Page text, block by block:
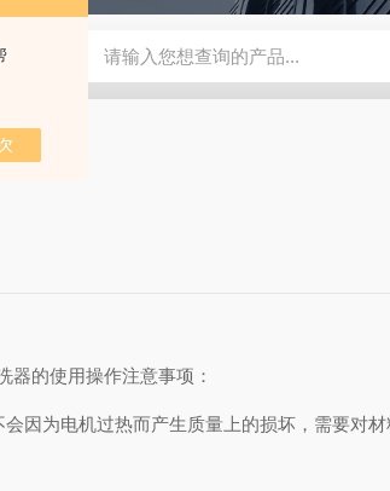
光度计
的使用操作注意事项：
为电机过热而产生质量上的损坏，需要对材